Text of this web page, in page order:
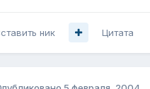
ник Цитата